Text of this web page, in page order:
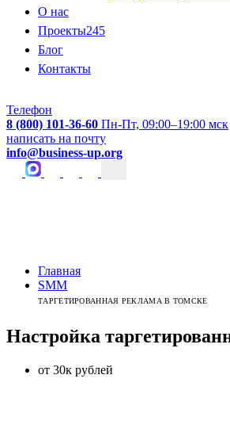
О нас
Проекты245
Блог
Контакты
Телефон
8 (800) 101-36-60 Пн-Пт, 09:00–19:00 мск
написать на почту
info@business-up.org
Главная
SMM
ТАРГЕТИРОВАННАЯ РЕКЛАМА В ТОМСКЕ
Настройка
от 30к рублей